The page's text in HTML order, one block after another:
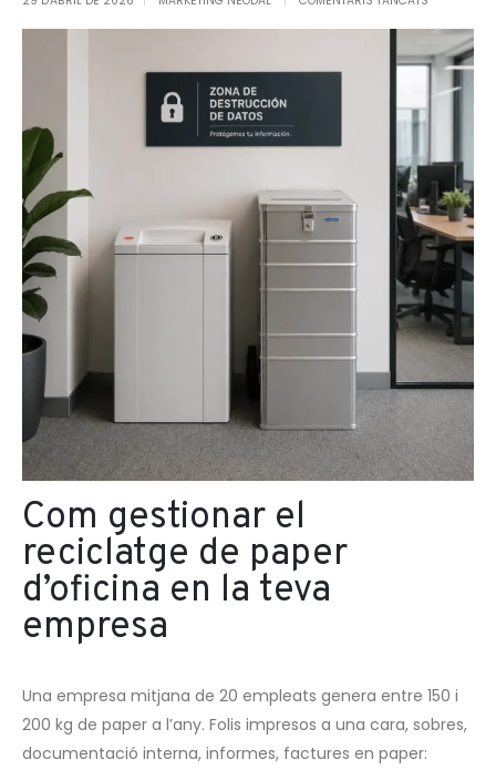
Com gestionar el
reciclatge de paper
d’oficina en la teva
empresa
Una empresa mitjana de 20 empleats genera entre 150 i
200 kg de paper a l’any. Folis impresos a una cara, sobres,
documentació interna, informes, factures en paper: